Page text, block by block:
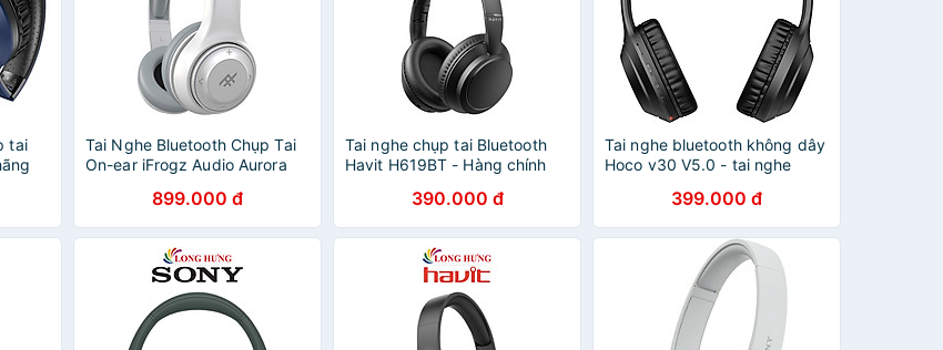
tai
Tai Nghe Bluetooth Chụp Tai
On-ear iFrogz Audio Aurora
899.000 đ
Tai nghe chụp tai Bluetooth
Havit H619BT - Hàng chính
390.000 đ
Tai nghe bluetooth không dây
Hoco v30 V5.0 - tai nghe
lại - hàng chính hãng
399.000 đ